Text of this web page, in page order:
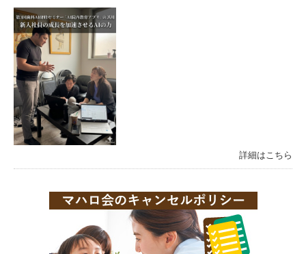
詳細はこちら